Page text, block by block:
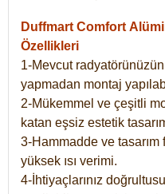
Duffmart Comfort
Özellikleri
1-Mevcut
yapmadan montaj
2-Mükemmel ve çeşitli
katan eşsiz estetik
3-Hammadde ve tasarım
yüksek ısı verimi.
4-İhtiyaçlarınız